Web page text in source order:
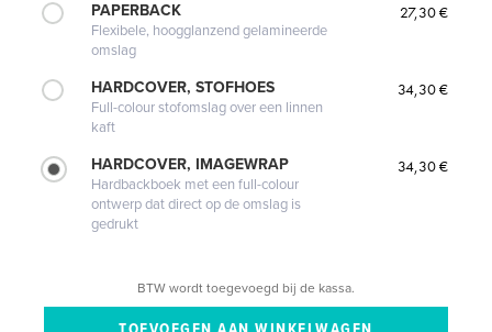
PAPERBACK
Flexibele, hoogglanzend gelamineerde
omslag
27,30 €
HARDCOVER, STOFHOES
Full-colour stofomslag over een linnen
kaft
34,30 €
HARDCOVER, IMAGEWRAP
Hardbackboek met een full-colour
ontwerp dat direct op de omslag is
gedrukt
34,30 €
BTW wordt toegevoegd bij de kassa.